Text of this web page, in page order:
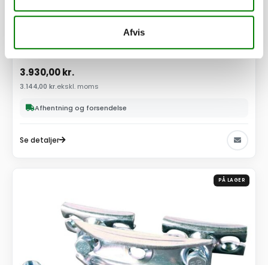
Afvis
Påløbsbremse KF27/A GF
3.930,00kr.
3.144,00 kr.ekskl. moms
Afhentning og forsendelse
Se detaljer
PÅ LAGER